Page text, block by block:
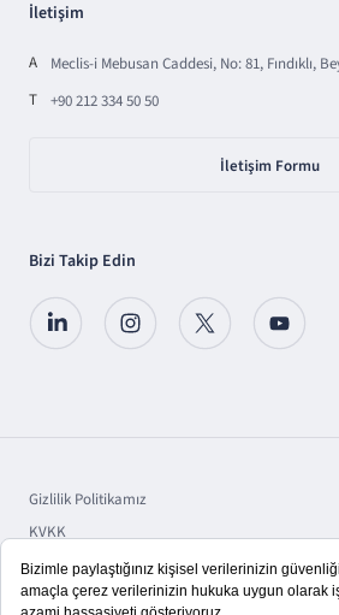
İletişim
A
Meclis-i Mebusan Caddesi, No: 81, Fındıklı,
T
+90 212 334 50 50
İletişim Formu
Bizi Takip Edin
Gizlilik Politikamız
KVKK
Sorumluluk
Bilgi Toplumu Hizmetleri